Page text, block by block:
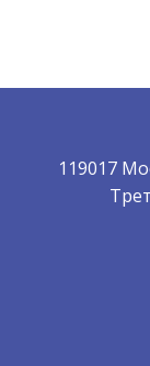
119017